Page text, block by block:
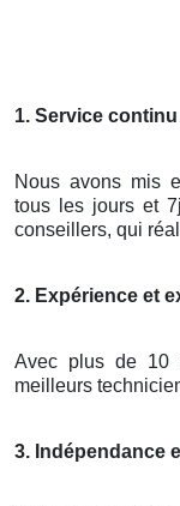
1. Service continu
Nous avons mis
tous les jours et
conseillers, qui
2. Expérience et
Avec plus de 10
meilleurs
3. Indépendance